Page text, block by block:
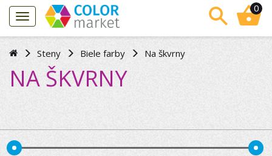
0
Steny Biele farby Na škvrny
NA ŠKVRNY